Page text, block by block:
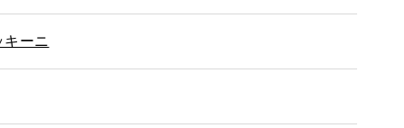
キーニ